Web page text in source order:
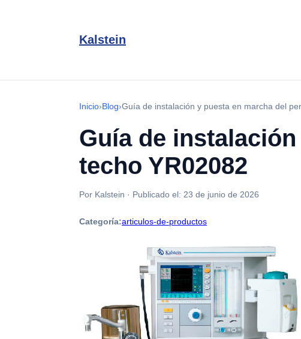
Kalstein
Inicio›Blog›Guía de instalación y puesta en marcha del
Guía de
techo YR02082
Por Kalstein · Publicado el: 23 de junio de 2026
Categoría:articulos-de-productos